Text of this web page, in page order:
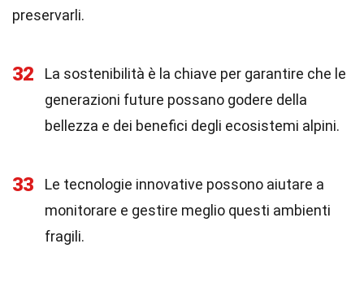
preservarli.
32
La sostenibilità è la chiave per garantire che le
generazioni future possano godere della
bellezza e dei benefici degli ecosistemi alpini.
33
Le tecnologie innovative possono aiutare a
monitorare e gestire meglio questi ambienti
fragili.